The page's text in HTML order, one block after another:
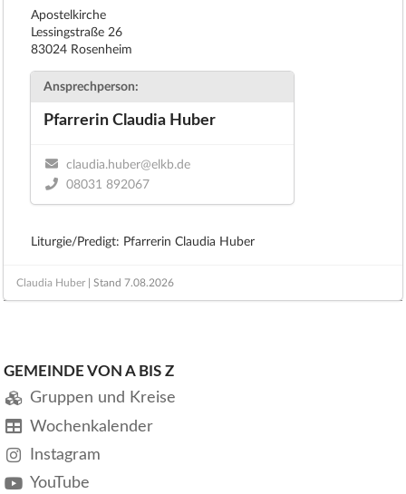
Apostelkirche
Lessingstraße 26
83024 Rosenheim
Ansprechperson:
Pfarrerin Claudia Huber
claudia.huber@elkb.de
08031 892067
Liturgie/Predigt: Pfarrerin Claudia Huber
Claudia Huber | Stand7.08.2026
GEMEINDE VON A BIS Z
Gruppen und Kreise
Wochenkalender
Instagram
YouTube